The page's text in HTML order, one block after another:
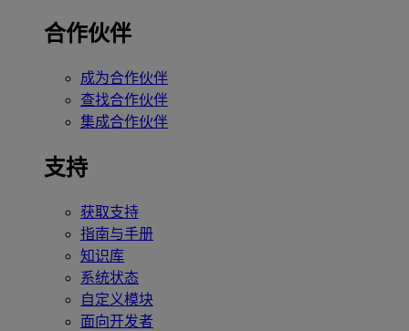
合作伙伴
成为合作伙伴
查找合作伙伴
集成合作伙伴
支持
获取支持
指南与手册
知识库
系统状态
自定义模块
面向开发者